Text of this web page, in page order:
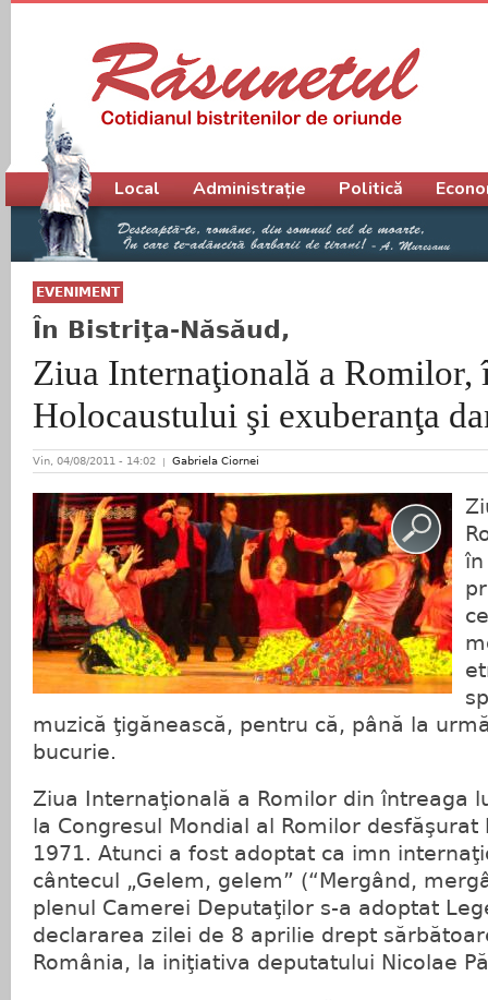
EVENIMENT
În Bistriţa-Năsăud,
Ziua Internaţională a Romilor,
Holocaustului şi exuberanţa
Vin, 04/08/2011 - 14:02 Gabriela Ciornei
în
muzică ţigănească, pentru că, până la
bucurie.
Ziua Internaţională a Romilor din întreaga
la Congresul Mondial al Romilor
1971. Atunci a fost adoptat ca imn
cântecul „Gelem, gelem” (“Mergând,
plenul Camerei Deputaţilor s-a adoptat
declararea zilei de 8 aprilie drept
România, la iniţiativa deputatului Nicolae
Meniu principal
Local Administrație Politică